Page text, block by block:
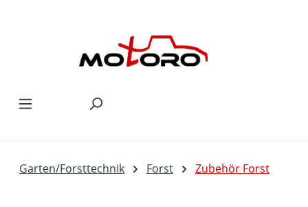
Garten/Forsttechnik Forst Zubehör Forst